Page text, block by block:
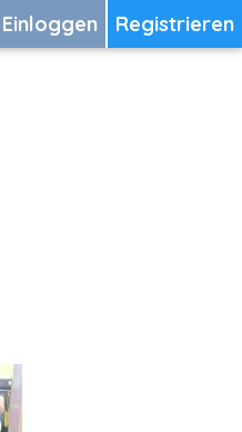
Registrieren
Einloggen